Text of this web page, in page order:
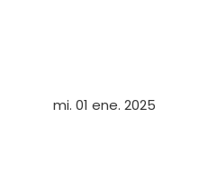
mi. 01 ene. 2025